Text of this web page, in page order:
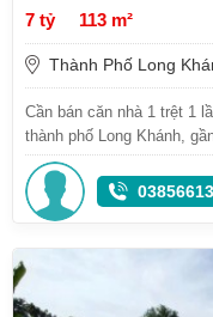
7 tỷ
113 m²
Thành Phố Long
Cần bán căn nhà 1 trệt 1
thành phố Long Khánh,